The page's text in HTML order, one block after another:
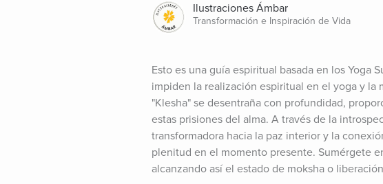
Ilustraciones Ámbar
Transformación e Inspiración de Vida
Esto es una guía espiritual basada en los Yoga
impiden la realización espiritual en el yoga y la
"Klesha" se desentraña con profundidad,
estas prisiones del alma. A través de la
transformadora hacia la paz interior y la
plenitud en el momento presente. Sumérgete
alcanzando así el estado de moksha o